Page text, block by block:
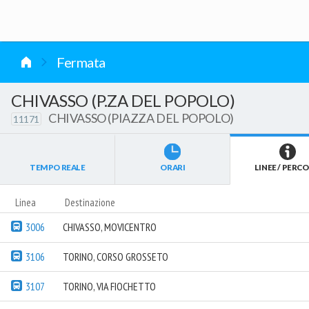
Fermata
CHIVASSO (P.ZA DEL POPOLO)
11171 CHIVASSO (PIAZZA DEL POPOLO)
TEMPO REALE ORARI LINEE /
Linea Destinazione
3006 CHIVASSO, MOVICENTRO
3106 TORINO, CORSO GROSSETO
3107 TORINO, VIA FIOCHETTO